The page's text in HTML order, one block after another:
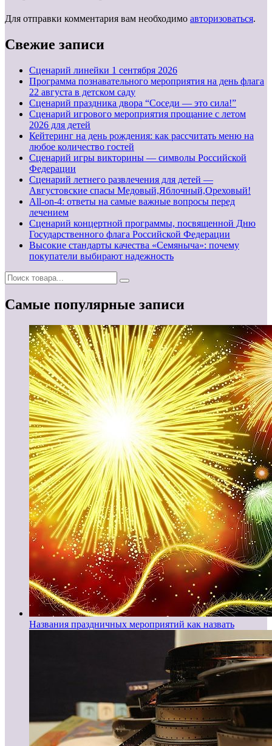
Для отправки комментария вам необходимо авторизоваться.
Свежие записи
Cценарий линейки 1 сентября 2026
Программа познавательного мероприятия на день флага
22 августа в детском саду
Сценарий праздника двора “Соседи — это сила!”
Сценарий игрового мероприятия прощание с летом
2026 для детей
Кейтеринг на день рождения: как рассчитать меню на
любое количество гостей
Сценарий игры викторины — символы Российской
Федерации
Сценарий летнего развлечения для детей —
Августовские спасы Медовый,Яблочный,Ореховый!
All-on-4: ответы на самые важные вопросы перед
лечением
Сценарий концертной программы, посвященной Дню
Государственного флага Российской Федерации
Высокие стандарты качества «Семяныча»: почему
покупатели выбирают надежность
Самые популярные записи
Названия праздничных мероприятий как назвать